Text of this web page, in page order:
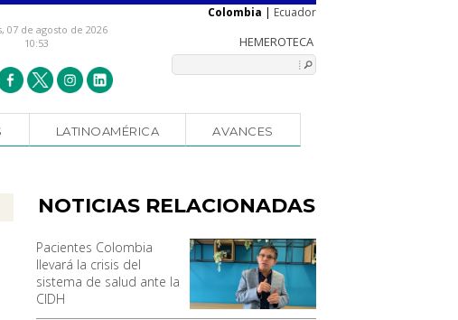
07 de agosto de 2026
10:53
Colombia | Ecuador
LATINOAMÉRICA AVANCES
NOTICIAS RELACIONADAS
Pacientes Colombia
llevará la crisis del
sistema de salud ante la
CIDH